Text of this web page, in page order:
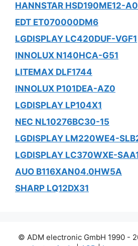
HANNSTAR HSD190ME12-
EDT ET070000DM6
LGDISPLAY LC420DUF-VGF1
INNOLUX N140HCA-G51
LITEMAX DLF1744
INNOLUX P101DEA-AZ0
LGDISPLAY LP104X1
NEC NL10276BC30-15
LGDISPLAY LM220WE4-
LGDISPLAY LC370WXE-
AUO B116XAN04.0HW5A
SHARP LQ12DX31
© ADM electronic GmbH 1990 -